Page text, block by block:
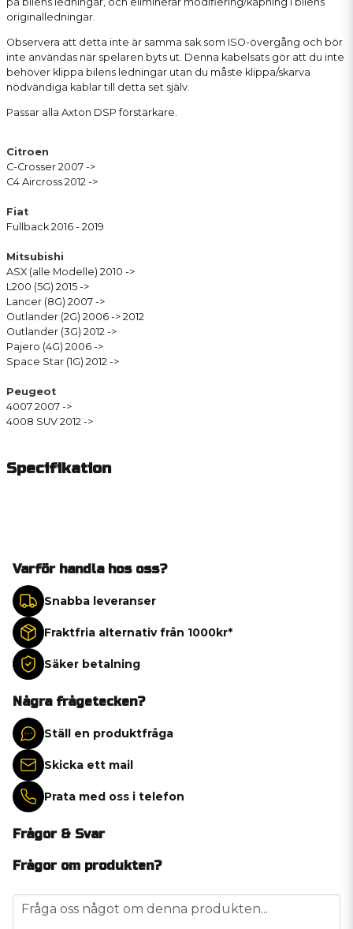
originalledningar.
Observera att detta inte är samma sak som ISO-övergång och bör
inte användas när spelaren byts ut. Denna kabelsats gör att du inte
behöver klippa bilens ledningar utan du måste klippa/skarva
nödvändiga kablar till detta set själv.
Passar alla Axton DSP förstärkare.
Citroen
C-Crosser 2007 ->
C4 Aircross 2012 ->
Fiat
Fullback 2016 - 2019
Mitsubishi
ASX (alle Modelle) 2010 ->
L200 (5G) 2015 ->
Lancer (8G) 2007 ->
Outlander (2G) 2006 -> 2012
Outlander (3G) 2012 ->
Pajero (4G) 2006 ->
Space Star (1G) 2012 ->
Peugeot
4007 2007 ->
4008 SUV 2012 ->
Specifikation
Varför handla hos oss?
Snabba leveranser
Fraktfria alternativ från 1000kr*
Säker betalning
Några frågetecken?
Ställ en produktfråga
Skicka ett mail
Prata med oss i telefon
Frågor & Svar
Frågor om produkten?
question
Fråga oss något om denna produkten...